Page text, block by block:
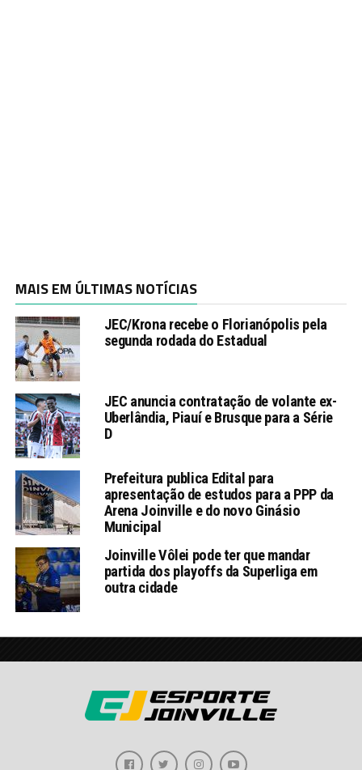
MAIS EM ÚLTIMAS NOTÍCIAS
JEC/Krona recebe o Florianópolis pela
segunda rodada do Estadual
JEC anuncia contratação de volante ex-
Uberlândia, Piauí e Brusque para a Série
D
Prefeitura publica Edital para
apresentação de estudos para a PPP da
Arena Joinville e do novo Ginásio
Municipal
Joinville Vôlei pode ter que mandar
partida dos playoffs da Superliga em
outra cidade